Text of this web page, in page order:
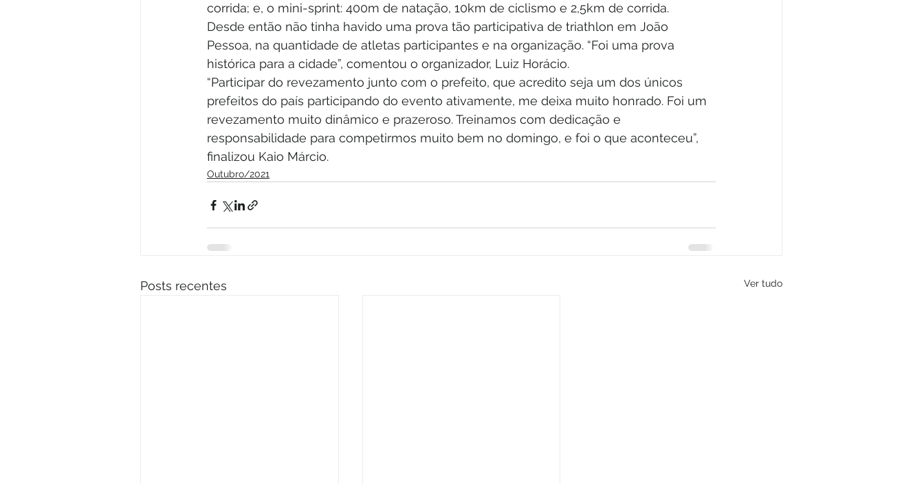
corrida; e, o mini-sprint: 400m de natação, 10km de ciclismo e 2,5km de corrida.
Desde então não tinha havido uma prova tão participativa de triathlon em João
Pessoa, na quantidade de atletas participantes e na organização. “Foi uma prova
histórica para a cidade”, comentou o organizador, Luiz Horácio.
“Participar do revezamento junto com o prefeito, que acredito seja um dos únicos
prefeitos do país participando do evento ativamente, me deixa muito honrado. Foi um
revezamento muito dinâmico e prazeroso. Treinamos com dedicação e
responsabilidade para competirmos muito bem no domingo, e foi o que aconteceu”,
finalizou Kaio Márcio.
Outubro/2021
Posts recentes Ver tudo